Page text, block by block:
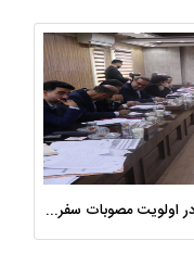
آب، فاضلاب، پسماند و پروژه‌های نیمه‌تمام در اولویت مصوبات سفر دولت